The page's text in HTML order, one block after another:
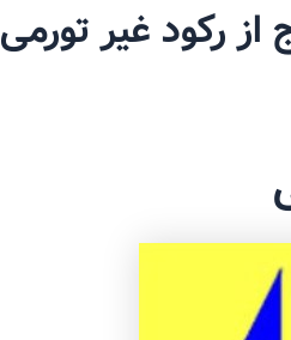
رکود غیر تورمی